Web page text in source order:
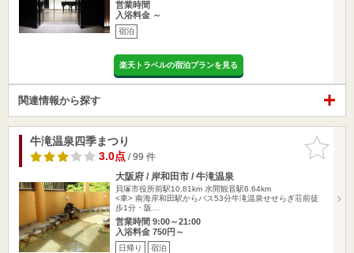
営業時間
入浴料金 ～
宿泊
楽天トラベルの宿泊プランを見る
関連情報から探す
お気に入
りに追加
牛滝温泉四季まつり
3.0点/ 99 件
大阪府 / 岸和田市 / 牛滝温泉
貝塚市役所前駅10.81km 水間観音駅6.64km
<車> 南海岸和田駅からバス53分牛滝温泉せせらぎ荘前徒
歩1分・阪…
営業時間 9:00～21:00
入浴料金 750円～
日帰り 宿泊